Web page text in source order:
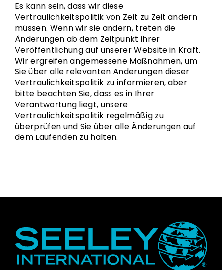
Es kann sein, dass wir diese
Vertraulichkeitspolitik von Zeit zu Zeit ändern
müssen. Wenn wir sie ändern, treten die
Änderungen ab dem Zeitpunkt ihrer
Veröffentlichung auf unserer Website in Kraft.
Wir ergreifen angemessene Maßnahmen, um
Sie über alle relevanten Änderungen dieser
Vertraulichkeitspolitik zu informieren, aber
bitte beachten Sie, dass es in Ihrer
Verantwortung liegt, unsere
Vertraulichkeitspolitik regelmäßig zu
überprüfen und Sie über alle Änderungen auf
dem Laufenden zu halten.